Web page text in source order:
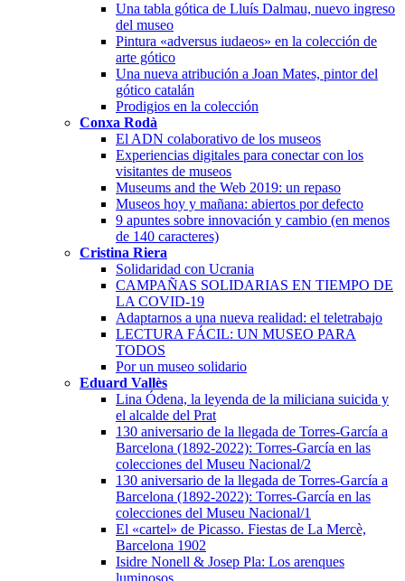
Una tabla gótica de Lluís Dalmau, nuevo ingreso
del museo
Pintura «adversus iudaeos» en la colección de
arte gótico
Una nueva atribución a Joan Mates, pintor del
gótico catalán
Prodigios en la colección
Conxa Rodà
El ADN colaborativo de los museos
Experiencias digitales para conectar con los
visitantes de museos
Museums and the Web 2019: un repaso
Museos hoy y mañana: abiertos por defecto
9 apuntes sobre innovación y cambio (en menos
de 140 caracteres)
Cristina Riera
Solidaridad con Ucrania
CAMPAÑAS SOLIDARIAS EN TIEMPO DE
LA COVID-19
Adaptarnos a una nueva realidad: el teletrabajo
LECTURA FÁCIL: UN MUSEO PARA
TODOS
Por un museo solidario
Eduard Vallès
Lina Ódena, la leyenda de la miliciana suicida y
el alcalde del Prat
130 aniversario de la llegada de Torres-García a
Barcelona (1892-2022): Torres-García en las
colecciones del Museu Nacional/2
130 aniversario de la llegada de Torres-García a
Barcelona (1892-2022): Torres-García en las
colecciones del Museu Nacional/1
El «cartel» de Picasso. Fiestas de La Mercè,
Barcelona 1902
Isidre Nonell & Josep Pla: Los arenques